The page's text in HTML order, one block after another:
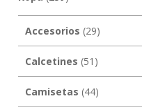
Accesorios (29)
Calcetines (51)
Camisetas (44)